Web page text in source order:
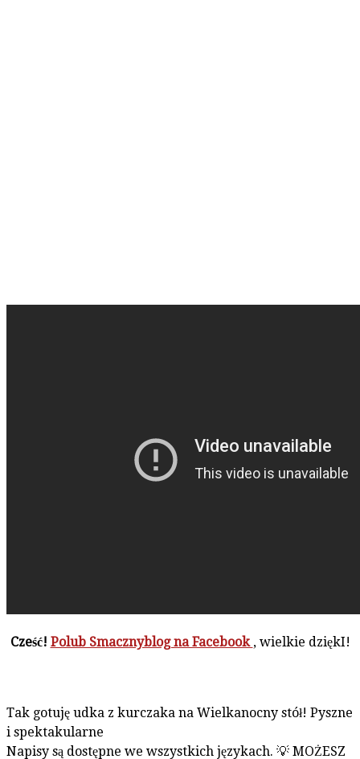
Cześć! Polub Smacznyblog na Facebook , wielkie dziękI!
Tak gotuję udka z kurczaka na Wielkanocny stół! Pyszne
i spektakularne
Napisy są dostępne we wszystkich językach. 💡 MOŻESZ